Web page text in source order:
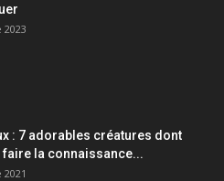
: 7 adorables créatures dont
la connaissance...